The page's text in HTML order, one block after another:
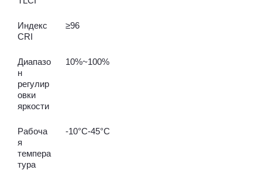
Индекс
CRI
≥96
Диапазо
н
регулир
овки
яркости
10%~100%
Рабоча
я
темпера
тура
-10°С-45°С